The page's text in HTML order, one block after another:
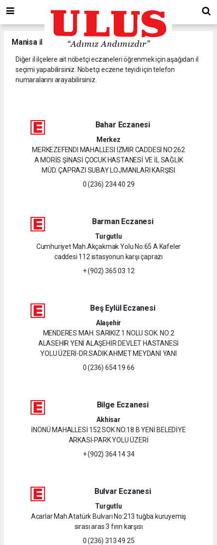
Manisa il ve ilçelerine ait nöbetçi eczaneler.
Diğer il ilçelere ait nöbetçi eczaneleri öğrenmek için aşağıdan il
seçimi yapabilirsiniz. Nöbetçi eczene teyidi için telefon
numaralarını arayabilirsiniz.
Bahar Eczanesi
Merkez
MERKEZEFENDI MAHALLESI IZMIR CADDESI NO:262
A MORİS ŞİNASİ ÇOCUK HASTANESİ VE İL SAĞLIK
MÜD. ÇAPRAZI SUBAY LOJMANLARI KARŞISI
0 (236) 234 40 29
Barman Eczanesi
Turgutlu
Cumhuriyet Mah.Akçakmak Yolu No:65 A Kafeler
caddesi 112 istasyonun karşı çaprazı
+ (902) 365 03 12
Beş Eylül Eczanesi
Alaşehir
MENDERES MAH. SARIKIZ 1 NOLU SOK. NO:2
ALASEHIR YENİ ALAŞEHİR DEVLET HASTANESİ
YOLU ÜZERİ-DR.SADIK AHMET MEYDANI YANI
0 (236) 654 19 66
Bilge Eczanesi
Akhisar
İNÖNÜ MAHALLESİ 152 SOK NO:18 B YENİ BELEDİYE
ARKASI-PARK YOLU ÜZERİ
+ (902) 364 14 34
Bulvar Eczanesi
Turgutlu
Acarlar Mah.Atatürk Bulvarı No:213 tuğba kuruyemiş
sırası aras 3 fırın karşısı
0 (236) 313 49 25